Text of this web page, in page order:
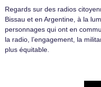
Regards sur des radios
Bissau et en Argentine, à la
personnages qui ont en
la radio, l’engagement, la
plus équitable.